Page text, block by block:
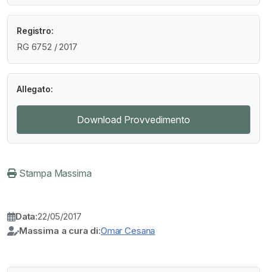
Registro:
RG 6752 / 2017
Allegato:
Download Provvedimento
Stampa Massima
Data:22/05/2017
Massima a cura di:Omar Cesana